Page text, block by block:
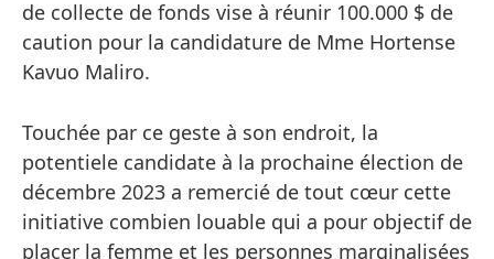
de collecte de fonds vise à réunir 100.000 $ de
caution pour la candidature de Mme Hortense
Kavuo Maliro.
Touchée par ce geste à son endroit, la
potentiele candidate à la prochaine élection de
décembre 2023 a remercié de tout cœur cette
initiative combien louable qui a pour objectif de
placer la femme et les personnes marginalisées